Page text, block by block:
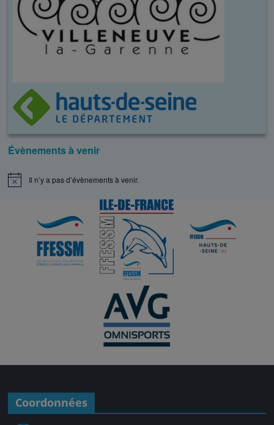
Évènements à venir
N
Il n’y a pas d’évènements à venir.
Coordonnées